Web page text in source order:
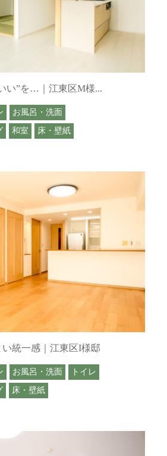
い”を…｜江東区M様...
お風呂・洗面
和室 床・壁紙
統一感｜江東区I様邸
お風呂・洗面
トイレ
床・壁紙